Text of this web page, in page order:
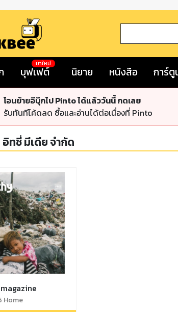
บุฟเฟต์
มาใหม่
นิยาย หนังสือ การ์ตู
โอนย้ายอีบุ๊กไป Pinto ได้แล้ววันนี้ กดเลย
รับทันทีโค้ดลด ซื้อและอ่านได้ต่อเนื่องที่ Pinto
ทชี่ มีเดีย จำกัด
Home